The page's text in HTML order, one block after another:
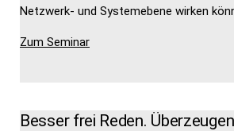
Netzwerk- und Systemebene wirken
Zum Seminar
Besser frei Reden.